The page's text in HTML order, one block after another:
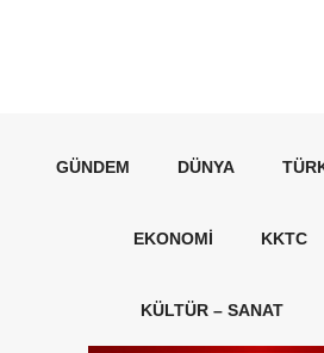
GÜNDEM DÜNYA
EKONOMI KKTC
KÜLTÜR – SANAT